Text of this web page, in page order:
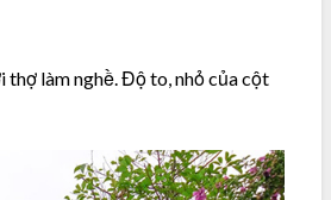
làm nghề. Độ to, nhỏ của cột